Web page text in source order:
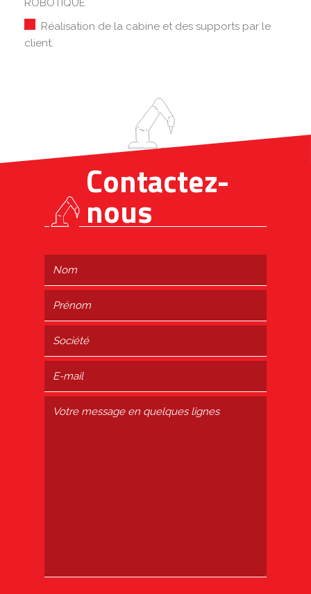
ROBOTIQUE
Réalisation de la cabine et des supports par le
client.
Contactez-
nous